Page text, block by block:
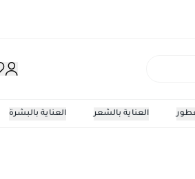
العناية بالبشرة العناية بالشعر